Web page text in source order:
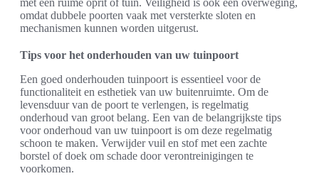
met een ruime oprit of tuin. Veiligheid is ook een overweging,
omdat dubbele poorten vaak met versterkte sloten en
mechanismen kunnen worden uitgerust.
Tips voor het onderhouden van uw tuinpoort
Een goed onderhouden tuinpoort is essentieel voor de
functionaliteit en esthetiek van uw buitenruimte. Om de
levensduur van de poort te verlengen, is regelmatig
onderhoud van groot belang. Een van de belangrijkste tips
voor onderhoud van uw tuinpoort is om deze regelmatig
schoon te maken. Verwijder vuil en stof met een zachte
borstel of doek om schade door verontreinigingen te
voorkomen.